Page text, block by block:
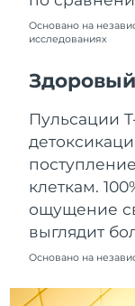
Основано на
исследованиях
Пульсации
клеткам.
ощущение
выглядит
Основано на
Норвегия
Оман